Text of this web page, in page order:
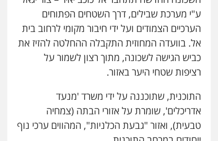
ע"י מערכת שבילים, דרך השטחים הפתוחים
הערכיים הצמודים ועל ידי חיבור מקומי לרחוב בית
אל. בוועדה המחוזית התקבלה ההחלטה להזיז את
כביש הגישה לשכונה, מתוך רצון לשמור על
רציפות שטחי היער באזור.
התוכנית, שתוכננה על ידי משרד 'מנעד
אדריכלים', שומרת על אזורי הבתה (צמחיה
טבעית), ואזור "גבעת הכלניות", המהווים ערכי נוף